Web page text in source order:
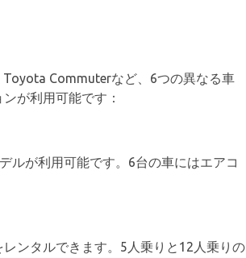
Commuterなど、6つの異なる車
が利用可能です：
ルが利用可能です。6台の車にはエアコ
ンタルできます。5人乗りと12人乗りの